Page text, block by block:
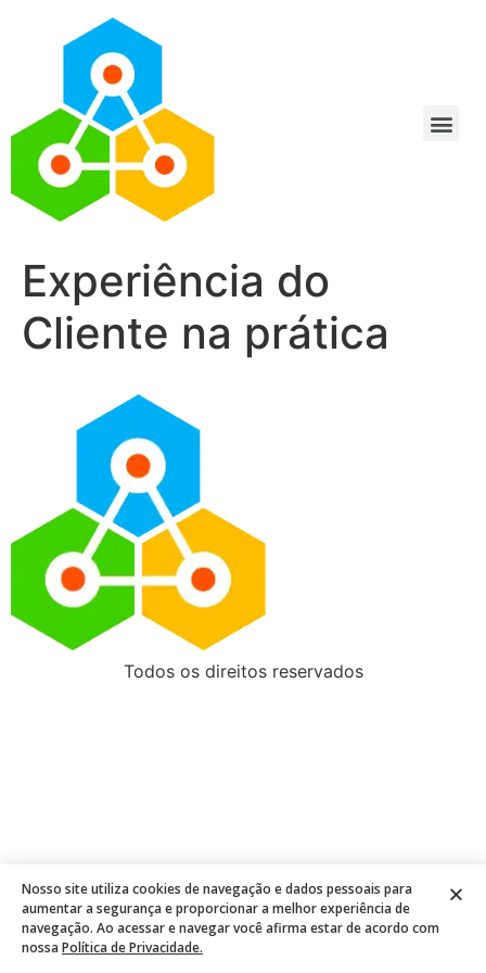
Experiência do
Cliente na prática
Todos os direitos reservados
Nosso site utiliza cookies de navegação e dados pessoais para
aumentar a segurança e proporcionar a melhor experiência de
navegação. Ao acessar e navegar você afirma estar de acordo com
nossa Política de Privacidade.